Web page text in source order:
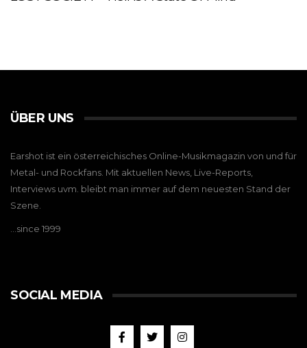
ÜBER UNS
Earshot ist ein österreichisches Online-Musikmagazin von und für
Metal- und Rockfans. Mit aktuellen News, Live-Reports,
Interviews uvm. bleibt man immer auf dem neuesten Stand der
Szene.
…since 1999
SOCIAL MEDIA